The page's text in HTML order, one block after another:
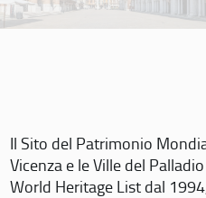
Il Sito del Patrimonio
Vicenza e le Ville del
World Heritage List dal